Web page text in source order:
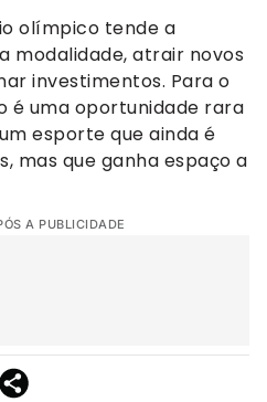
olímpico tende a
modalidade, atrair novos
investimentos. Para o
é uma oportunidade rara
esporte que ainda é
mas que ganha espaço a
A PUBLICIDADE